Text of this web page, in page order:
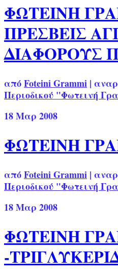
ΦΩΤΕΙΝΗ
ΠΡΕΣΒΕΙΣ
ΔΙΑΦΟΡΟΥΣ
απόFoteini Grammi |
Περιοδικού "Φωτεινή
18Μαρ 2008
ΦΩΤΕΙΝΗ
απόFoteini Grammi |
Περιοδικού "Φωτεινή
18Μαρ 2008
ΦΩΤΕΙΝΗ
-